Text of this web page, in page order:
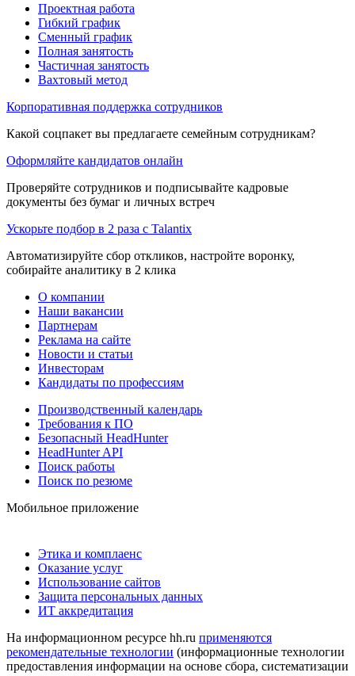
Проектная работа
Гибкий график
Сменный график
Полная занятость
Частичная занятость
Вахтовый метод
Корпоративная поддержка сотрудников
Какой соцпакет вы предлагаете семейным сотрудникам?
Оформляйте кандидатов онлайн
Проверяйте сотрудников и подписывайте кадровые
документы без бумаг и личных встреч
Ускорьте подбор в 2 раза с Talantix
Автоматизируйте сбор откликов, настройте воронку,
собирайте аналитику в 2 клика
О компании
Наши вакансии
Партнерам
Реклама на сайте
Новости и статьи
Инвесторам
Кандидаты по профессиям
Производственный календарь
Требования к ПО
Безопасный HeadHunter
HeadHunter API
Поиск работы
Поиск по резюме
Мобильное приложение
Этика и комплаенс
Оказание услуг
Использование сайтов
Защита персональных данных
ИТ аккредитация
На информационном ресурсе hh.ru применяются
рекомендательные технологии (информационные технологии
предоставления информации на основе сбора, систематизации